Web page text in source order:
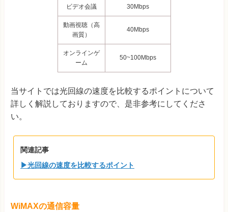
ビデオ会議 30Mbps
動画視聴（高
画質）
40Mbps
オンラインゲ
ーム
50~100Mbps
当サイトでは光回線の速度を比較するポイントについて
詳しく解説しておりますので、是非参考にしてくださ
い。
関連記事
▶光回線の速度を比較するポイント
WiMAXの通信容量